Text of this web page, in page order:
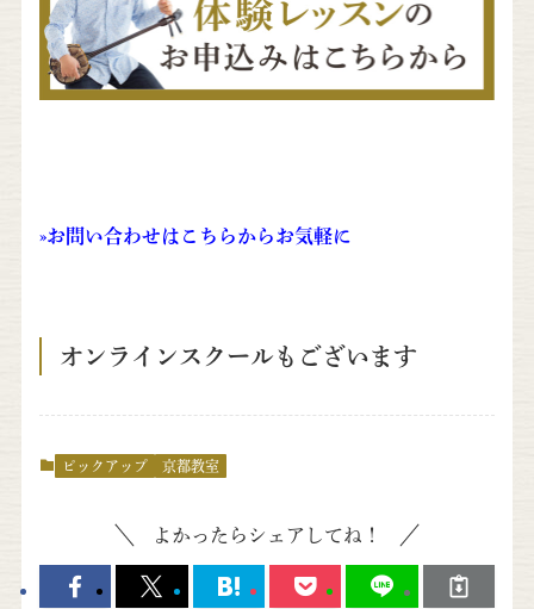
»お問い合わせはこちらからお気軽に
オンラインスクールもございます
ピックアップ 京都教室
よかったらシェアしてね！